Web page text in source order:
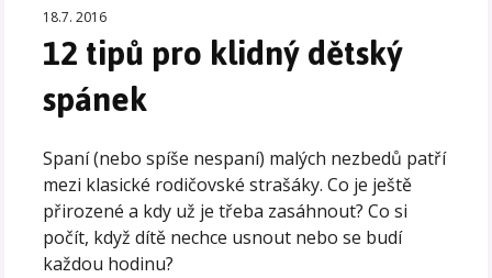
18.7. 2016
12 tipů pro klidný dětský
spánek
Spaní (nebo spíše nespaní) malých nezbedů patří
mezi klasické rodičovské strašáky. Co je ještě
přirozené a kdy už je třeba zasáhnout? Co si
počít, když dítě nechce usnout nebo se budí
každou hodinu?